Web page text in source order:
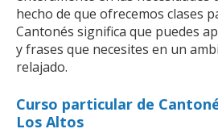
hecho de que ofrecemos clases
Cantonés significa que puedes
y frases que necesites en un
relajado.
Curso particular de
Los Altos